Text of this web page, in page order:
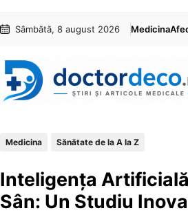
conținut
content
Sâmbătă, 8 august 2026 Medicina
Medicina Sănătate de la A la Z
Inteligența
Sân: Un Studiu